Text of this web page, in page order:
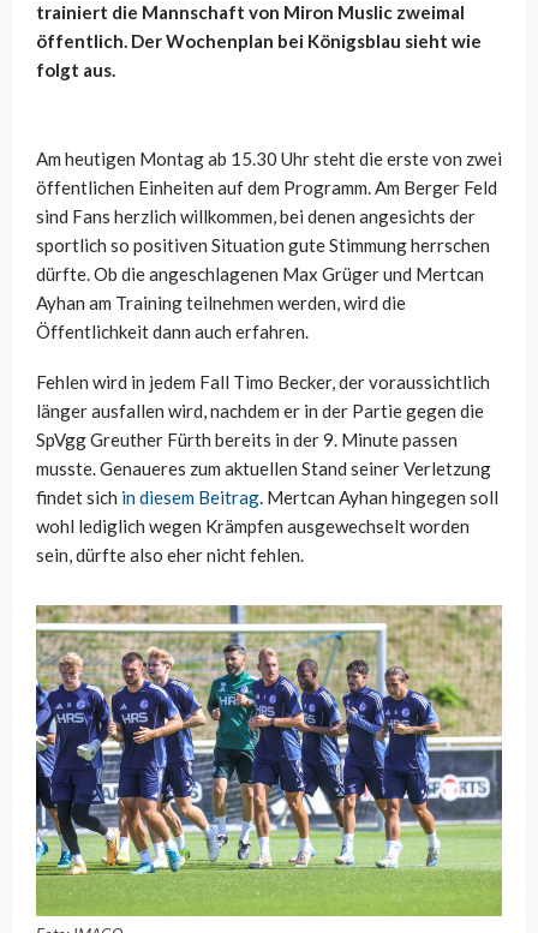
trainiert die Mannschaft von Miron Muslic zweimal
öffentlich. Der Wochenplan bei Königsblau sieht wie
folgt aus.
Am heutigen Montag ab 15.30 Uhr steht die erste von zwei
öffentlichen Einheiten auf dem Programm. Am Berger Feld
sind Fans herzlich willkommen, bei denen angesichts der
sportlich so positiven Situation gute Stimmung herrschen
dürfte. Ob die angeschlagenen Max Grüger und Mertcan
Ayhan am Training teilnehmen werden, wird die
Öffentlichkeit dann auch erfahren.
Fehlen wird in jedem Fall Timo Becker, der voraussichtlich
länger ausfallen wird, nachdem er in der Partie gegen die
SpVgg Greuther Fürth bereits in der 9. Minute passen
musste. Genaueres zum aktuellen Stand seiner Verletzung
findet sich in diesem Beitrag. Mertcan Ayhan hingegen soll
wohl lediglich wegen Krämpfen ausgewechselt worden
sein, dürfte also eher nicht fehlen.